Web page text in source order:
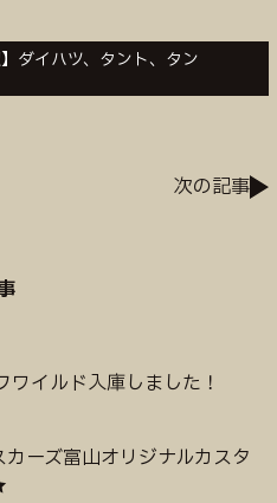
ダイハツ、タント、タン
次の記事
ワイルド入庫しました！
ーズ富山オリジナルカスタ